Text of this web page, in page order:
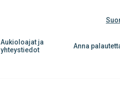
Aukioloajat ja
yhteystiedot
Anna